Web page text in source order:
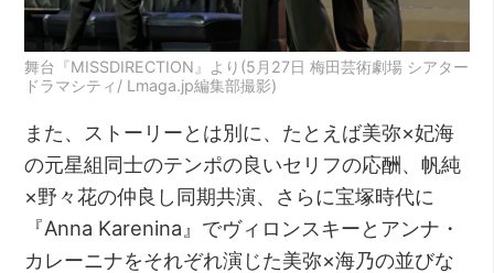
舞台『MISSDIRECTION』より(5月27日 梅田芸術劇場 シアター
ドラマシティ/ Lmaga.jp編集部撮影)
また、ストーリーとは別に、たとえば美弥×妃海
の元星組同士のテンポの良いセリフの応酬、帆純
×野々花の仲良し同期共演、さらに宝塚時代に
『Anna Karenina』でヴィロンスキーとアンナ・
カレーニナをそれぞれ演じた美弥×海乃の並びな